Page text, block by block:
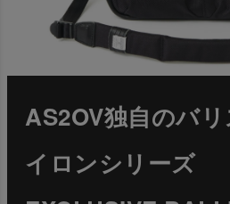
AS2OV独自のバ
イロンシリーズ